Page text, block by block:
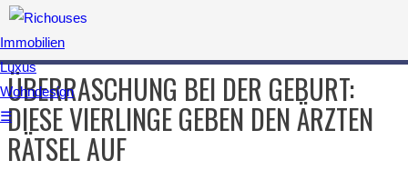
Immobilien
Luxus
Wohndesign
☰
ÜBERRASCHUNG BEI DER GEBURT:
DIESE VIERLINGE GEBEN DEN ÄRZTEN
RÄTSEL AUF